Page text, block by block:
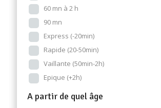
60 mn à 2 h
90 mn
Express (-20min)
Rapide (20-50min)
Vaillante (50min-2h)
Epique (+2h)
A partir de quel âge